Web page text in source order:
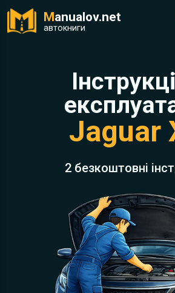
Manualov.net
автокниги
Jaguar
2 безкоштовні